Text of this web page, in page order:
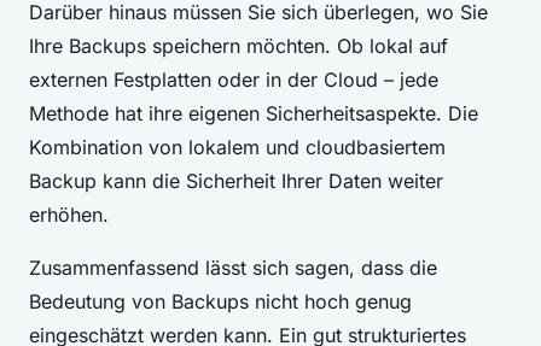
Darüber hinaus müssen Sie sich überlegen, wo Sie
Ihre Backups speichern möchten. Ob lokal auf
externen Festplatten oder in der Cloud – jede
Methode hat ihre eigenen Sicherheitsaspekte. Die
Kombination von lokalem und cloudbasiertem
Backup kann die Sicherheit Ihrer Daten weiter
erhöhen.
Zusammenfassend lässt sich sagen, dass die
Bedeutung von Backups nicht hoch genug
eingeschätzt werden kann. Ein gut strukturiertes